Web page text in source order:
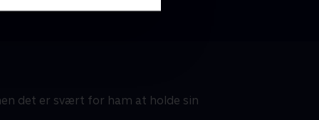
det er svært for ham at holde sin